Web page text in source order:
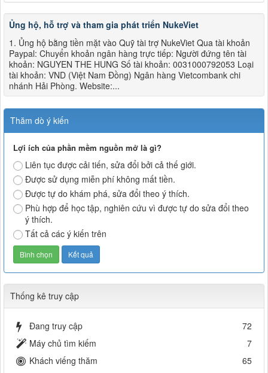
Ủng hộ, hỗ trợ và tham gia phát triển NukeViet
1. Ủng hộ bằng tiền mặt vào Quỹ tài trợ NukeViet Qua tài khoản
Paypal: Chuyển khoản ngân hàng trực tiếp: Người đứng tên tài
khoản: NGUYEN THE HUNG Số tài khoản: 0031000792053 Loại
tài khoản: VND (Việt Nam Đồng) Ngân hàng Vietcombank chi
nhánh Hải Phòng. Website:...
Thăm dò ý kiến
Lợi ích của phần mềm nguồn mở là gì?
Liên tục được cải tiến, sửa đổi bởi cả thế giới.
Được sử dụng miễn phí không mất tiền.
Được tự do khám phá, sửa đổi theo ý thích.
Phù hợp để học tập, nghiên cứu vì được tự do sửa đổi theo
ý thích.
Tất cả các ý kiến trên
Thống kê truy cập
Đang truy cập
72
Máy chủ tìm kiếm
7
Khách viếng thăm
65